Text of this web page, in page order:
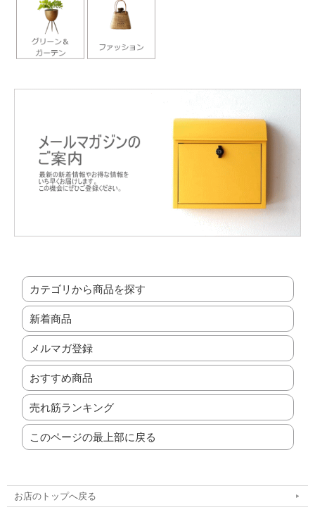
カテゴリから商品を探す
新着商品
メルマガ登録
おすすめ商品
売れ筋ランキング
このページの最上部に戻る
お店のトップへ戻る